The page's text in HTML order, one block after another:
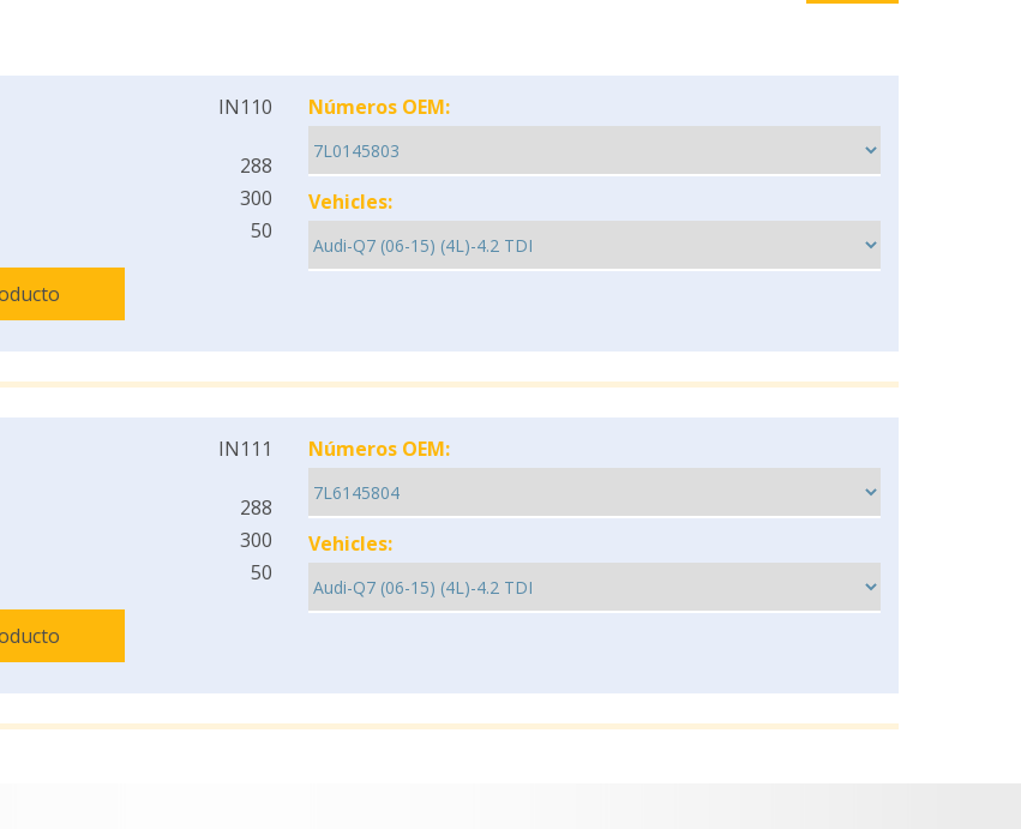
IN110
288
300
50
Números OEM:
Vehicles:
IN111
288
300
50
Números OEM:
Vehicles: